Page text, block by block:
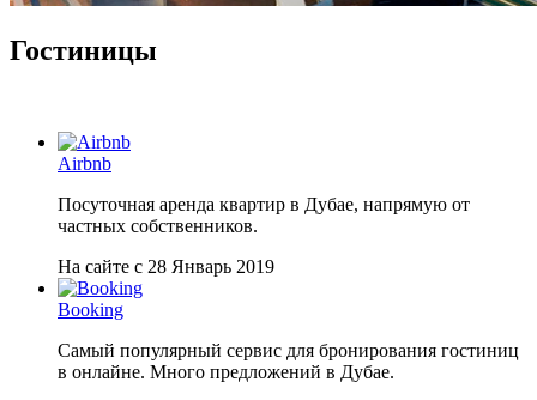
Гостиницы
Airbnb
Посуточная аренда квартир в Дубае, напрямую от
частных собственников.
На сайте с 28 Январь 2019
Booking
Самый популярный сервис для бронирования гостиниц
в онлайне. Много предложений в Дубае.